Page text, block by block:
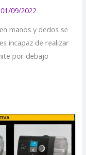
01/09/2022
manos y dedos se
incapaz de realizar
por debajo